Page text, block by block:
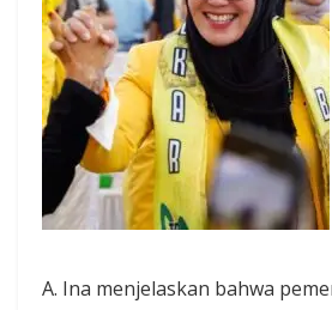
A. Ina menjelaskan bahwa